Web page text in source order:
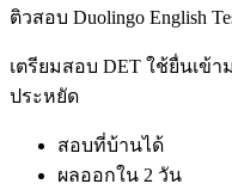
ติวสอบ Duolingo English
เตรียมสอบ DET ใช้ยื่นเข้
ประหยัด
สอบที่บ้านได้
ผลออกใน 2 วัน